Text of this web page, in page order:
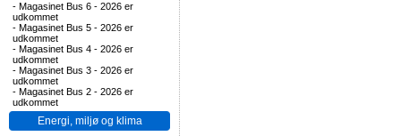
- Magasinet Bus 6 - 2026 er
udkommet
- Magasinet Bus 5 - 2026 er
udkommet
- Magasinet Bus 4 - 2026 er
udkommet
- Magasinet Bus 3 - 2026 er
udkommet
- Magasinet Bus 2 - 2026 er
udkommet
Energi, miljø og klima